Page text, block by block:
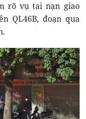
rõ vụ tai nạn giao
QL46B, đoạn qua